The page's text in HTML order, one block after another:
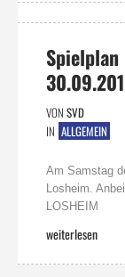
Spielplan
VON SVD
IN ALLGEMEIN
Am Samstag
Losheim.
LOSHEIM
weiterlesen